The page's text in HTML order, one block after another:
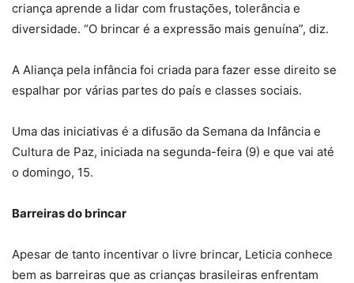
criança aprende a lidar com frustações, tolerância e
diversidade. “O brincar é a expressão mais genuína”, diz.
A Aliança pela infância foi criada para fazer esse direito se
espalhar por várias partes do país e classes sociais.
Uma das iniciativas é a difusão da Semana da Infância e
Cultura de Paz, iniciada na segunda-feira (9) e que vai até
o domingo, 15.
Barreiras do brincar
Apesar de tanto incentivar o livre brincar, Leticia conhece
bem as barreiras que as crianças brasileiras enfrentam